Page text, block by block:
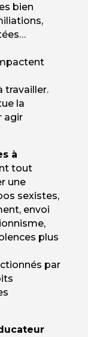
bien
travailler.
la
agir
à
tout
une
sexistes,
envoi
plus
par